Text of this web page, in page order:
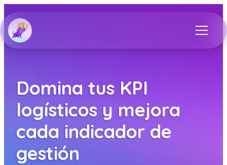
Domina tus KPI
logísticos y mejora
cada indicador de
gestión